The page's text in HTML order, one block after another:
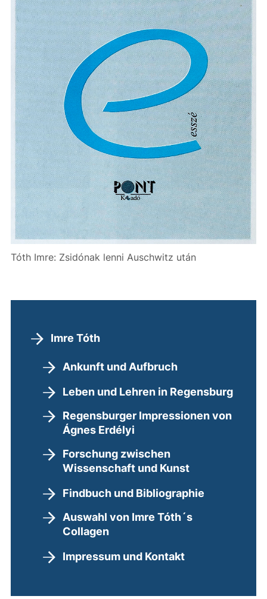
Tóth Imre: Zsidónak lenni Auschwitz után
Imre Tóth
Ankunft und Aufbruch
Leben und Lehren in Regensburg
Regensburger Impressionen von
Ágnes Erdélyi
Forschung zwischen
Wissenschaft und Kunst
Findbuch und Bibliographie
Auswahl von Imre Tóth´s
Collagen
Impressum und Kontakt